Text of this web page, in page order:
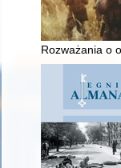
Rozważania o